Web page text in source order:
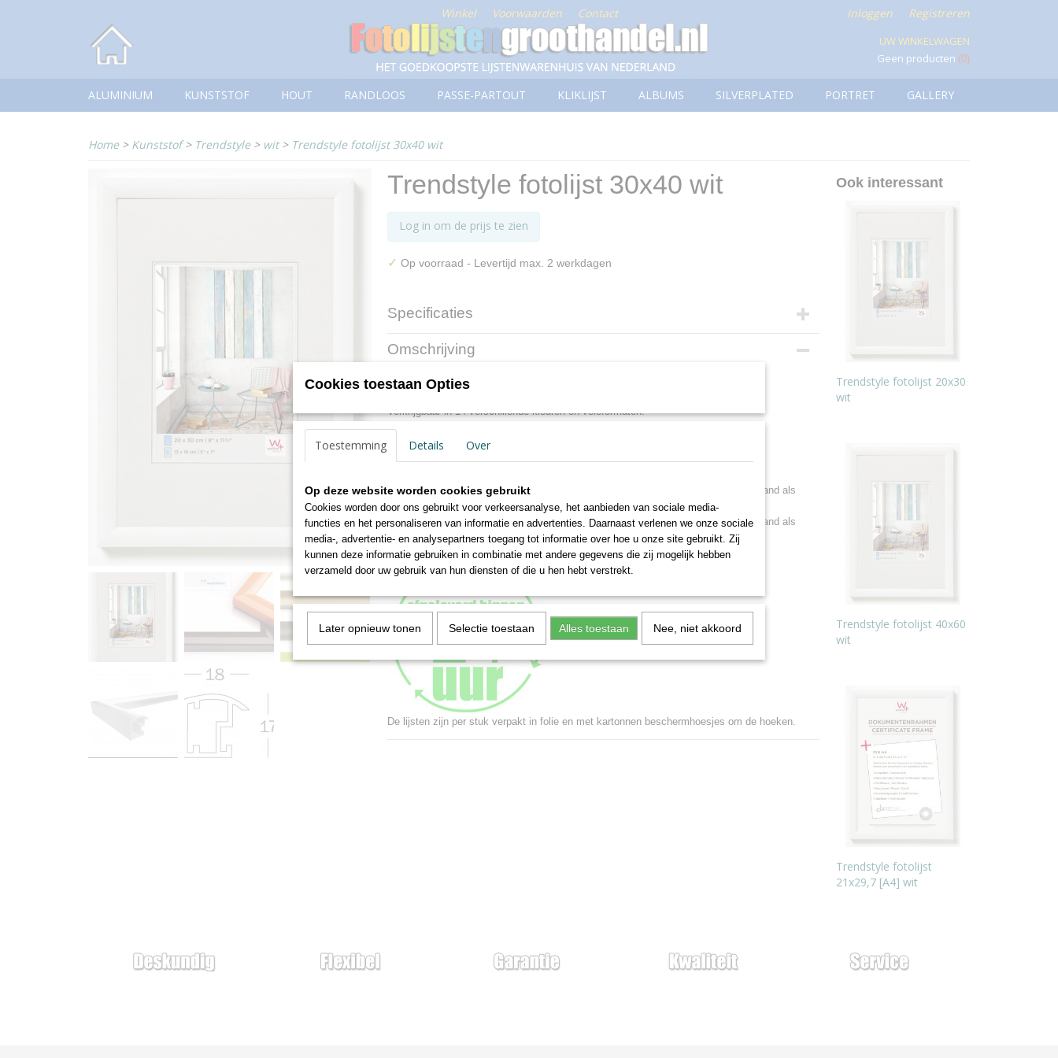
Winkel Voorwaarden Contact Inloggen Registreren
UW WINKELWAGEN
Geen producten (0)
ALUMINIUM KUNSTSTOF HOUT RANDLOOS PASSE-PARTOUT KLIKLIJST ALBUMS SILVERPLATED PORTRET GALLERY
Home> Kunststof> Trendstyle> wit> Trendstyle fotolijst 30x40 wit
Trendstyle fotolijst 30x40 wit
Log in om de prijs te zien
✓ Op voorraad - Levertijd max. 2 werkdagen
Specificaties
EAN code
Afmetingen (l,b,h)
Omschrijving
Kunststof lijst Trendstyle
Halfrond profiel 1.8 cm breed en 1.7 cm hoog
Verkrijgbaar in 14 verschillende kleuren en veleformaten.
groen - zwart - staal - goud - brons - indigo - rood - zilver - turqoise - wit - violet
Voorzien van helder, gewassen glas
Formaten vanaf 28x35 cm. zijn voorzien van 2 jumbo ophanghaken voor zowel staand als
liggend ophangen
Formaten vanaf 60x80 cm. zijn voorzien van 4 jumbo ophanghaken voor zowel staand als
liggend ophangen
De lijsten zijn per stuk verpakt in folie en met kartonnen beschermhoesjes om de hoeken.
Ook interessant
Trendstyle fotolijst 20x30
wit
Trendstyle fotolijst 40x60
wit
Trendstyle fotolijst
21x29,7 [A4] wit
Cookies toestaan Opties
Toestemming Details Over
Op deze website worden cookies gebruikt
Cookies worden door ons gebruikt voor verkeersanalyse, het aanbieden van sociale media-
functies en het personaliseren van informatie en advertenties. Daarnaast verlenen we onze sociale
media-, advertentie- en analysepartners toegang tot informatie over hoe u onze site gebruikt. Zij
kunnen deze informatie gebruiken in combinatie met andere gegevens die zij mogelijk hebben
verzameld door uw gebruik van hun diensten of die u hen hebt verstrekt.
Later opnieuw tonen Selectie toestaan Alles toestaan Nee, niet akkoord